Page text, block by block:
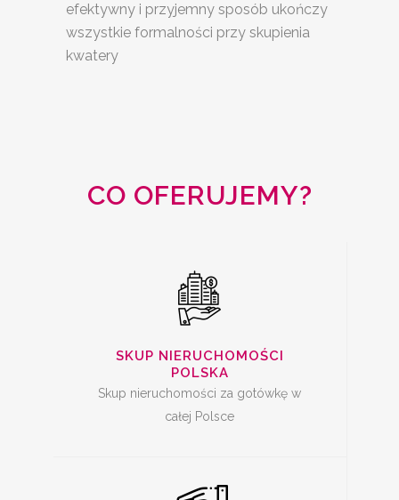
efektywny i przyjemny sposób ukończy
wszystkie formalności przy skupienia
kwatery
CO OFERUJEMY?
SKUP NIERUCHOMOŚCI
POLSKA
Skup nieruchomości za gotówkę w
całej Polsce
KREDYTEM